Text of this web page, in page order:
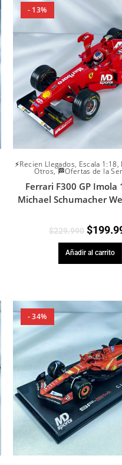
- 13%
⚡Recien Llegados, Escala 1:18,
Otros,🏁Ofertas de la
Ferrari F300 GP Imola
Michael Schumacher
$229.990 $
Añadir al carrito
- 34%